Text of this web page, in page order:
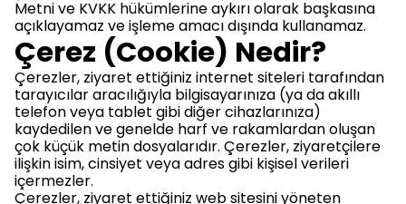
Metnive KVKK hükümlerine aykırı olarak başkasına
açıklayamaz ve işleme amacı dışında kullanamaz.
Çerez (Cookie) Nedir?
Çerezler, ziyaret ettiğiniz internet siteleri tarafından
tarayıcılar aracılığıyla bilgisayarınıza (ya da akıllı
telefon veya tablet gibi diğer cihazlarınıza)
kaydedilen ve genelde harf ve rakamlardan oluşan
çok küçük metin dosyalarıdır. Çerezler, ziyaretçilere
ilişkin isim, cinsiyet veya adres gibi kişisel verileri
içermezler.
Çerezler, ziyaret ettiğiniz web sitesini yöneten